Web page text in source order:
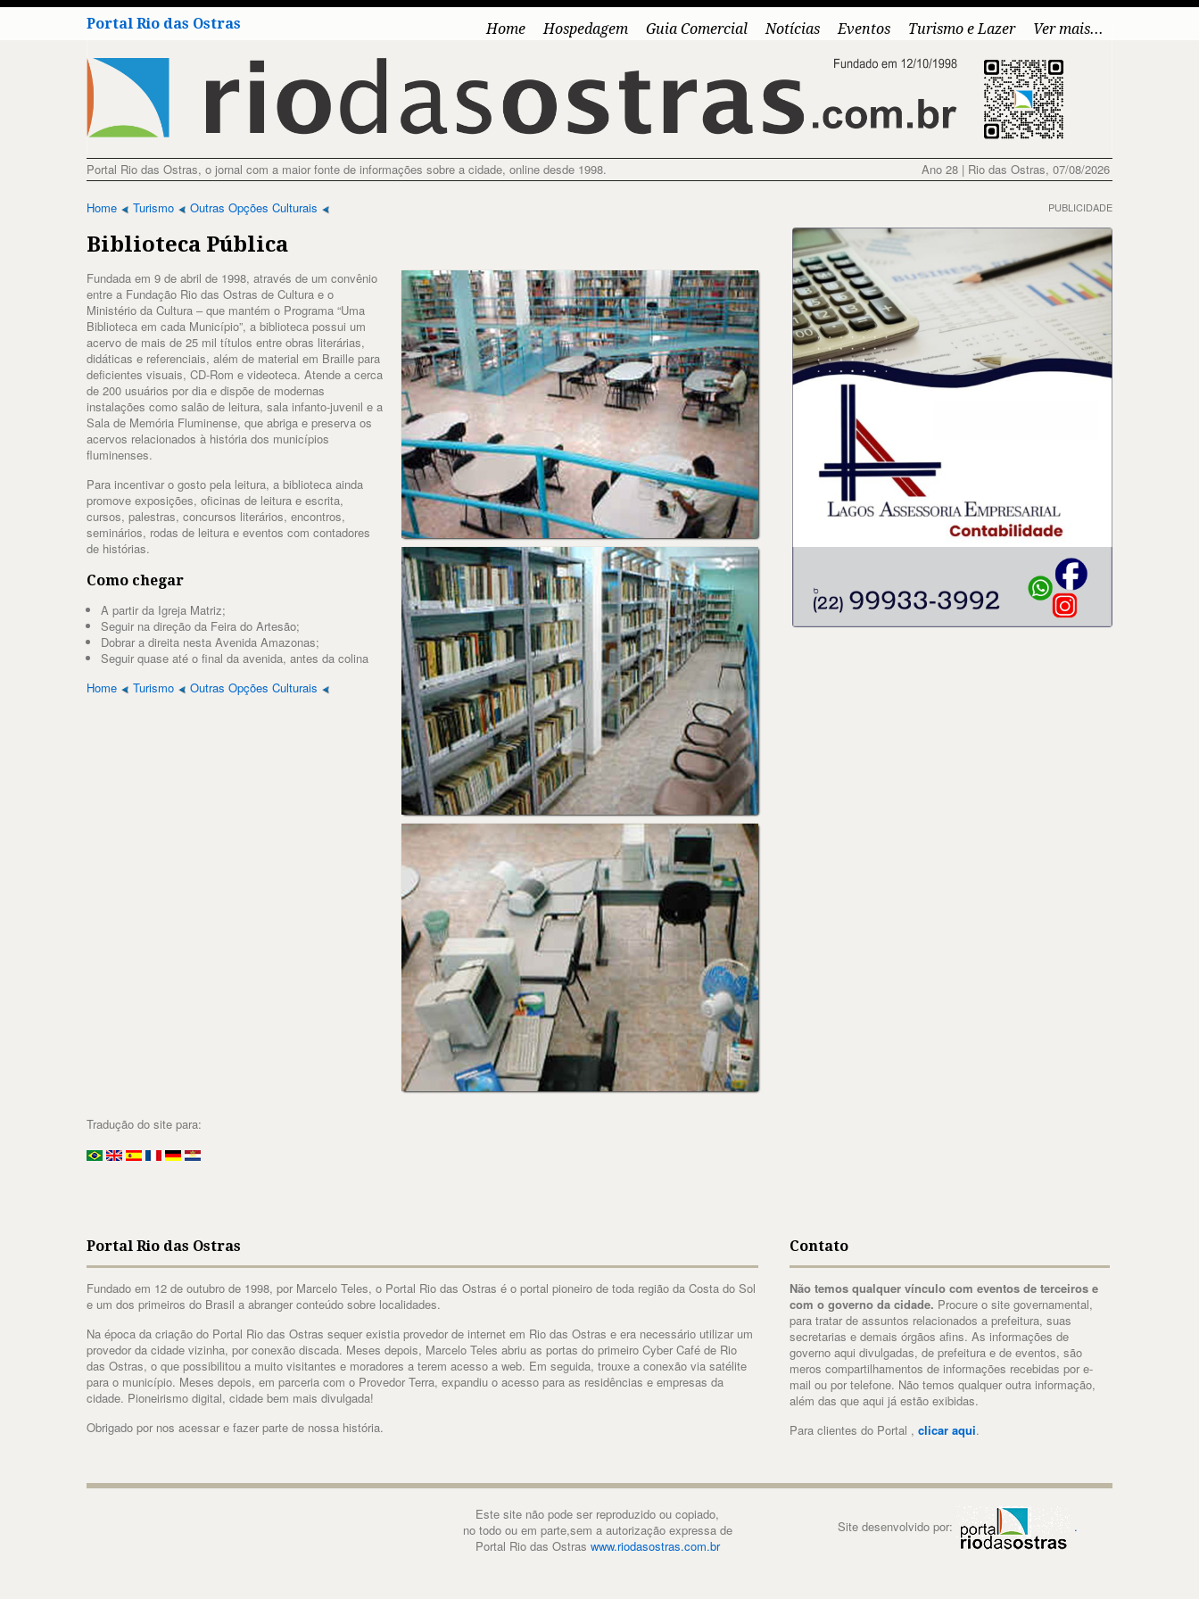
Portal Rio das Ostras Home Hospedagem Guia Comercial Notícias Eventos Turismo e Lazer Ver mais...
Portal Rio das Ostras, o jornal com a maior fonte de informações sobre a cidade, online desde 1998. Ano 28 | Rio das Ostras, 07/08/2026
PUBLICIDADE
Home Turismo Outras Opções Culturais
Biblioteca Pública
Fundada em 9 de abril de 1998, através de um convênio
entre a Fundação Rio das Ostras de Cultura e o
Ministério da Cultura – que mantém o Programa “Uma
Biblioteca em cada Município”, a biblioteca possui um
acervo de mais de 25 mil títulos entre obras literárias,
didáticas e referenciais, além de material em Braille para
deficientes visuais, CD-Rom e videoteca. Atende a cerca
de 200 usuários por dia e dispõe de modernas
instalações como salão de leitura, sala infanto-juvenil e a
Sala de Memória Fluminense, que abriga e preserva os
acervos relacionados à história dos municípios
fluminenses.
Para incentivar o gosto pela leitura, a biblioteca ainda
promove exposições, oficinas de leitura e escrita,
cursos, palestras, concursos literários, encontros,
seminários, rodas de leitura e eventos com contadores
de histórias.
Como chegar
A partir da Igreja Matriz;
Seguir na direção da Feira do Artesão;
Dobrar a direita nesta Avenida Amazonas;
Seguir quase até o final da avenida, antes da colina
Home
Turismo Outras Opções Culturais
Tradução do site para:
Portal Rio das Ostras
Fundado em 12 de outubro de 1998, por Marcelo Teles, o Portal Rio das Ostras é o portal pioneiro de toda região da Costa do Sol
e um dos primeiros do Brasil a abranger conteúdo sobre localidades.
Na época da criação do Portal Rio das Ostras sequer existia provedor de internet em Rio das Ostras e era necessário utilizar um
provedor da cidade vizinha, por conexão discada. Meses depois, Marcelo Teles abriu as portas do primeiro Cyber Café de Rio
das Ostras, o que possibilitou a muito visitantes e moradores a terem acesso a web. Em seguida, trouxe a conexão via satélite
para o município. Meses depois, em parceria com o Provedor Terra, expandiu o acesso para as residências e empresas da
cidade. Pioneirismo digital, cidade bem mais divulgada!
Obrigado por nos acessar e fazer parte de nossa história.
Contato
Não temos qualquer vínculo com eventos de terceiros e
com o governo da cidade. Procure o site governamental,
para tratar de assuntos relacionados a prefeitura, suas
secretarias e demais órgãos afins. As informações de
governo aqui divulgadas, de prefeitura e de eventos, são
meros compartilhamentos de informações recebidas por e-
mail ou por telefone. Não temos qualquer outra informação,
além das que aqui já estão exibidas.
Para clientes do Portal , clicar aqui.
Este site não pode ser reproduzido ou copiado,
no todo ou em parte,sem a autorização expressa de
Portal Rio das Ostras www.riodasostras.com.br
Site desenvolvido por: .